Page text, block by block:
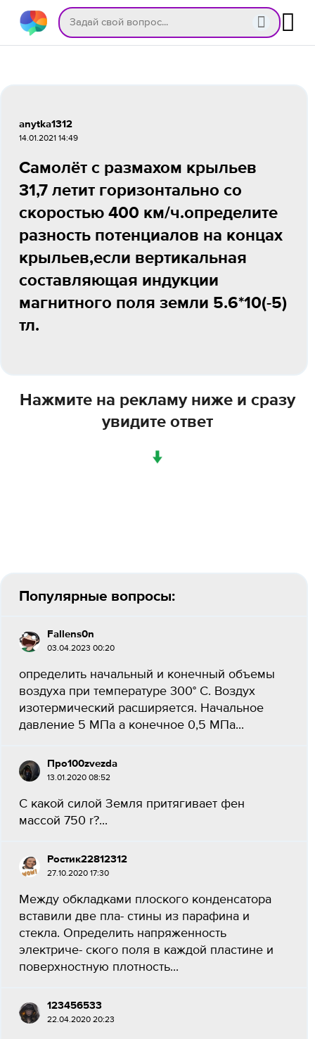
anytka1312
14.01.2021 14:49
Самолёт с размахом крыльев
31,7 летит горизонтально со
скоростью 400 км/ч.определите
разность потенциалов на концах
крыльев,если вертикальная
составляющая индукции
магнитного поля земли 5.6*10(-5)
тл.
Нажмите на рекламу ниже и сразу
увидите ответ
↓
Популярные вопросы:
Fallens0n
03.04.2023 00:20
определить начальный и конечный объемы
воздуха при температуре 300° С. Воздух
изотермический расширяется. Начальное
давление 5 МПа а конечное 0,5 МПа​...
Про100zvezda
13.01.2020 08:52
С какой силой Земля притягивает фен
массой 750 r?​...
Ростик22812312
27.10.2020 17:30
Между обкладками плоского конденсатора
вставили две пла- стины из парафина и
стекла. Определить напряженность
электриче- ского поля в каждой пластине и
поверхностную плотность...
123456533
22.04.2020 20:23